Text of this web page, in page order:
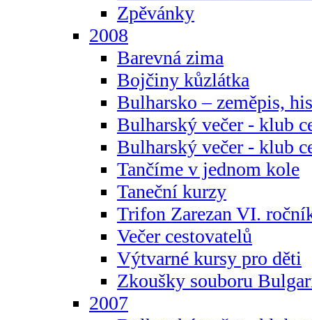
Zpěvánky
2008
Barevná zima
Bojčiny kůzlátka
Bulharsko – zeměpis,
Bulharský večer - klub
Bulharský večer - klub
Tančíme v jednom kole
Taneční kurzy
Trifon Zarezan VI.
Večer cestovatelů
Výtvarné kursy pro děti
Zkoušky souboru
2007